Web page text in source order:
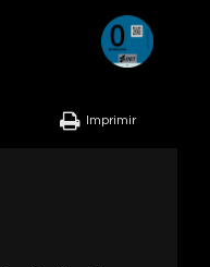
Imprimir